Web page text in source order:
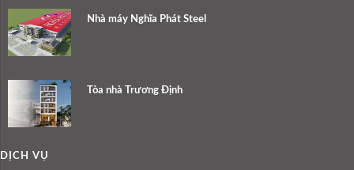
Nhà máy Nghĩa Phát Steel
Tòa nhà Trương Định
DỊCH VỤ